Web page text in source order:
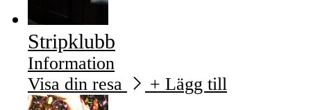
Stripklubb
Information
Visa din resa
+ Lägg till